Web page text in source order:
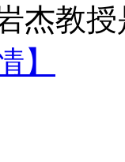
教授
】